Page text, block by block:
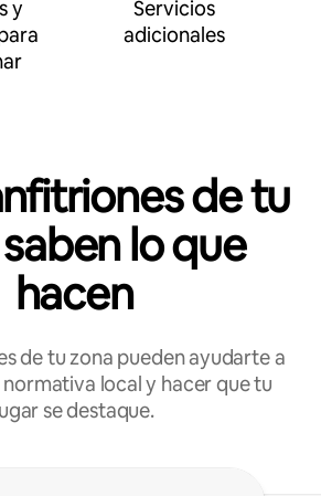
y
Servicios
adicionales
de tu
lo que
hacen
de tu zona pueden ayudarte a
local y hacer que tu
se destaque.